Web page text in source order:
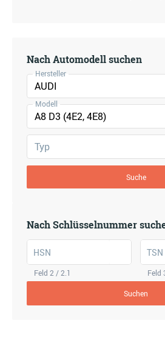
Nach Automodell suchen
Hersteller
AUDI
Modell
A8 D3 (4E2, 4E8)
Typ
Suche
Nach Schlüsselnummer
HSN
Feld 2 / 2.1
TSN
Feld
Suchen